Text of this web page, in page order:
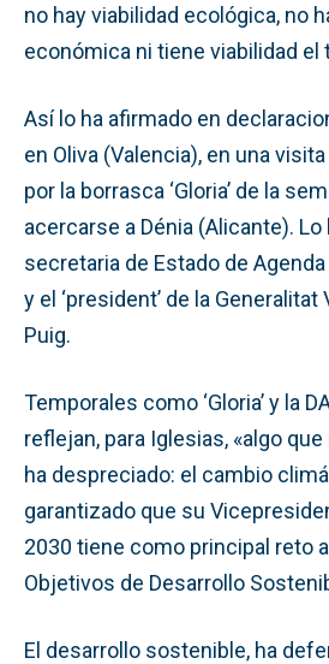
no hay viabilidad ecológica, no
económica ni tiene viabilidad el
Así lo ha afirmado en
en Oliva (Valencia), en una
por la borrasca ‘Gloria’ de la
acercarse a Dénia (Alicante).
secretaria de Estado de
y el ‘president’ de la Generalitat
Puig.
Temporales como ‘Gloria’ y la
reflejan, para Iglesias, «algo
ha despreciado: el cambio
garantizado que su
2030 tiene como principal reto
Objetivos de Desarrollo
El desarrollo sostenible, ha